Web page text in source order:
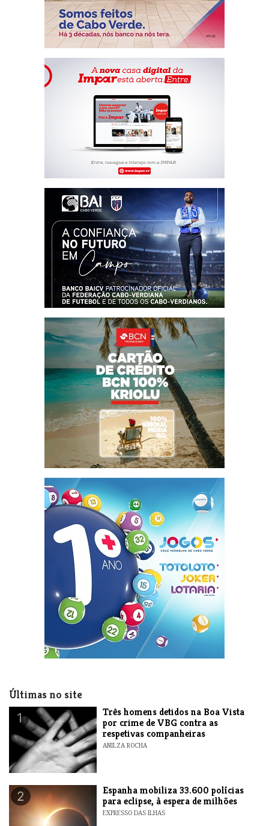
Últimas no site
1
Três homens detidos na Boa Vista
por crime de VBG contra as
respetivas companheiras
ANILZA ROCHA
2
Espanha mobiliza 33.600 polícias
para eclipse, à espera de milhões
EXPRESSO DAS ILHAS